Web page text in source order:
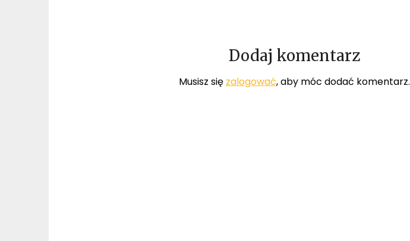
Dodaj komentarz
Musisz się zalogować, aby móc dodać komentarz.